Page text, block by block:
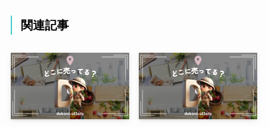
関連記事